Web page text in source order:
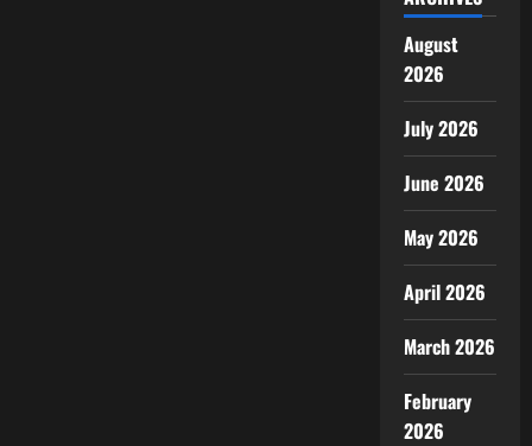
August
2026
July 2026
June 2026
May 2026
April 2026
March 2026
February
2026